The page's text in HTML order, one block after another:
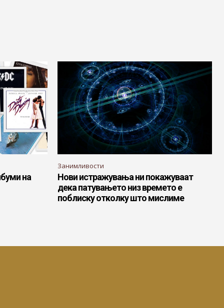
на
Занимливости
Нови истражувања ни покажуваат
дека патувањето низ времето е
поблиску отколку што мислиме